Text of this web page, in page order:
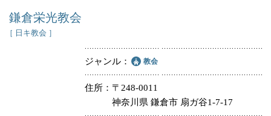
鎌倉栄光教会
［ 日キ教会 ］
ジャンル 教会
住所
〒248-0011
神奈川県 鎌倉市 扇ガ谷1-7-17